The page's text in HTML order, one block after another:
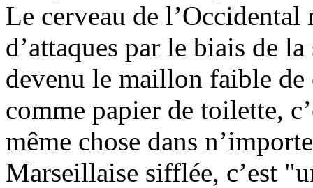
Le cerveau de l’Occidental
d’attaques par le biais de
devenu le maillon faible de
comme papier de toilette,
même chose dans
Marseillaise sifflée, c’est